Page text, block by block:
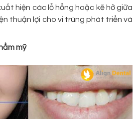
hiện các lỗ hổng hoặc kẽ hở giữa
thuận lợi cho vi trùng phát triển và
mỹ